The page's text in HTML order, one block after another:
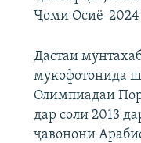
Ҷоми Осиё-2024
Дастаи
мукофотонида
Олимпиадаи
дар соли 2013
ҷавонони